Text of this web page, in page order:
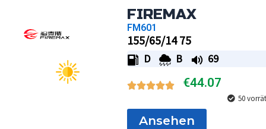
FIREMAX
FM601
155/65/14 75
D B 69
€44.07
50
Ansehen